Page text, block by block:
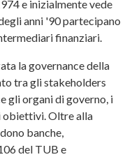
e inizialmente vede
anni '90 partecipano
finanziari.
la governance della
tra gli stakeholders
gli organi di governo, i
obiettivi. Oltre alla
banche,
del TUB e